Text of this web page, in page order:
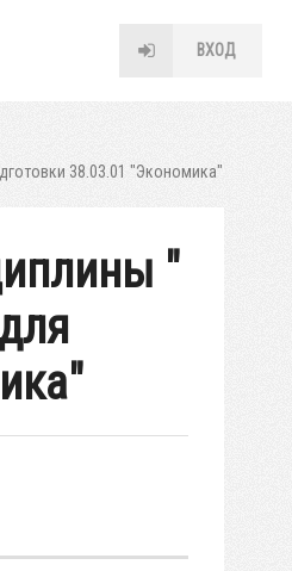
ВХОД
38.03.01 "Экономика"
"